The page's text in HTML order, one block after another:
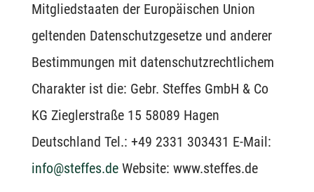
Mitgliedstaaten der Europäischen Union
geltenden Datenschutzgesetze und anderer
Bestimmungen mit datenschutzrechtlichem
Charakter ist die: Gebr. Steffes GmbH & Co
KG Zieglerstraße 15 58089 Hagen
Deutschland Tel.: +49 2331 303431 E-Mail:
info@steffes.deWebsite: www.steffes.de